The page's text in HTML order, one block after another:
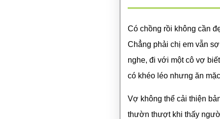
Có chồng rồi không cần
Chẳng phải chị em vẫn
nghe, đi với một cô vợ
có khéo léo nhưng ăn
Vợ không thể cải thiện
thườn thượt khi thấy